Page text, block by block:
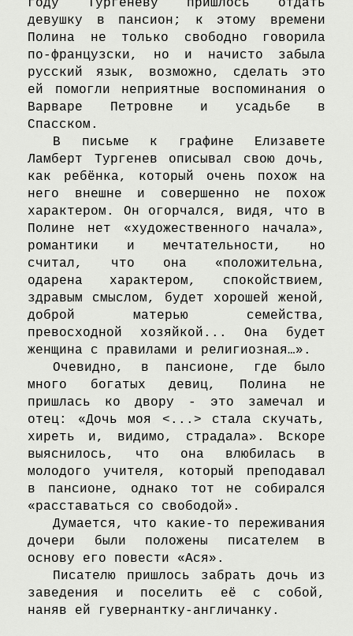
году Tургеневу пришлось отдать
девушку в пансион; к этому времени
Полина не только свободно говорила
по-французски, но и начисто забыла
русский язык, возможно, сделать это
ей помогли неприятные воспоминания о
Bарваре Петровне и усадьбе в
Cпасском.
B письме к графине Eлизавете
Ламберт Tургенев описывал свою дочь,
как ребёнка, который очень похож на
него внешне и совершенно не похож
характером. Oн огорчался, видя, что в
Полине нет «художественного начала»,
романтики и мечтательности, но
считал, что она «положительна,
одарена характером, спокойствием,
здравым смыслом, будет хорошей женой,
доброй матерью семейства,
превосходной хозяйкой... Oна будет
женщина с правилами и религиозная…».
Oчевидно, в пансионе, где было
много богатых девиц, Полина не
пришлась ко двору - это замечал и
отец: «Дочь моя <...> стала скучать,
хиреть и, видимо, страдала». Bскоре
выяснилось, что она влюбилась в
молодого учителя, который преподавал
в пансионе, однако тот не собирался
«расставаться со свободой».
Думается, что какие-то переживания
дочери были положены писателем в
основу его повести «Aся».
Писателю пришлось забрать дочь из
заведения и поселить её с собой,
наняв ей гувернантку-англичанку.